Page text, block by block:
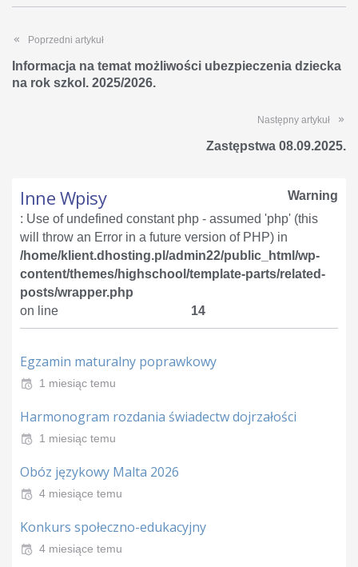
Poprzedni artykuł
Informacja na temat możliwości ubezpieczenia dziecka
na rok szkol. 2025/2026.
Następny artykuł
Zastępstwa 08.09.2025.
Inne Wpisy
Warning
: Use of undefined constant php - assumed 'php' (this
will throw an Error in a future version of PHP) in
/home/klient.dhosting.pl/admin22/public_html/wp-
content/themes/highschool/template-parts/related-
posts/wrapper.php
on line
14
Egzamin maturalny poprawkowy
1 miesiąc temu
Harmonogram rozdania świadectw dojrzałości
1 miesiąc temu
Obóz językowy Malta 2026
4 miesiące temu
Konkurs społeczno-edukacyjny
4 miesiące temu